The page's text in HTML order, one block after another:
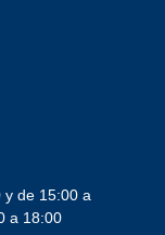
y de 15:00 a
a 18:00